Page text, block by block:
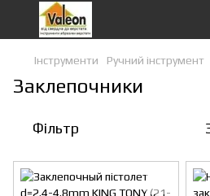
Інструменти Ручний інструмент
Заклепочники
Фільтр